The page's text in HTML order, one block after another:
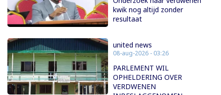
kwik nog altijd zonder
resultaat
united news
08-aug-2026 - 03:26
PARLEMENT WIL
OPHELDERING OVER
VERDWENEN